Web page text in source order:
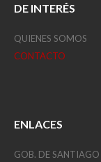
DE INTERÉS
QUIENES SOMOS
CONTACTO
ENLACES
GOB. DE SANTIAGO